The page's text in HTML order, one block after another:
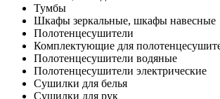
Тумбы
Шкафы зеркальные, шкафы навесные
Полотенцесушители
Комплектующие для
Полотенцесушители водяные
Полотенцесушители электрические
Сушилки для белья
Сушилки для рук